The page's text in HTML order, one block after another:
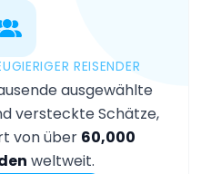
REISENDER
ausgewählte
versteckte Schätze,
von über 60,000
weltweit.